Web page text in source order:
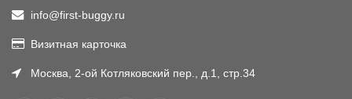
info@first-buggy.ru
Визитная карточка
Москва, 2-ой Котляковский пер., д.1, стр.34